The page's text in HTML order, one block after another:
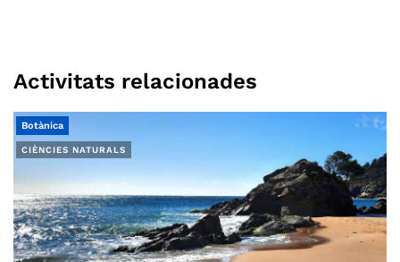
Activitats relacionades
CIÈNCIES NATURALS
Botànica